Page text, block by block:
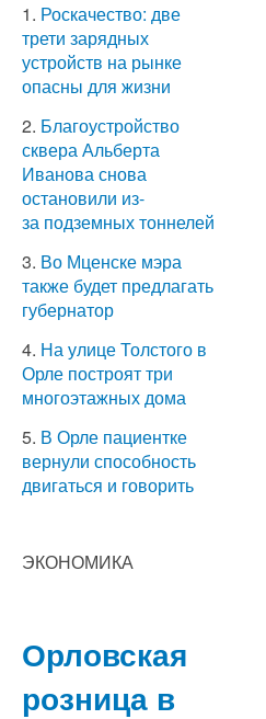
1. Роскачество: две
трети зарядных
устройств на рынке
опасны для жизни
2. Благоустройство
сквера Альберта
Иванова снова
остановили из-
за подземных тоннелей
3. Во Мценске мэра
также будет предлагать
губернатор
4. На улице Толстого в
Орле построят три
многоэтажных дома
5. В Орле пациентке
вернули способность
двигаться и говорить
ЭКОНОМИКА
Орловская
розница в